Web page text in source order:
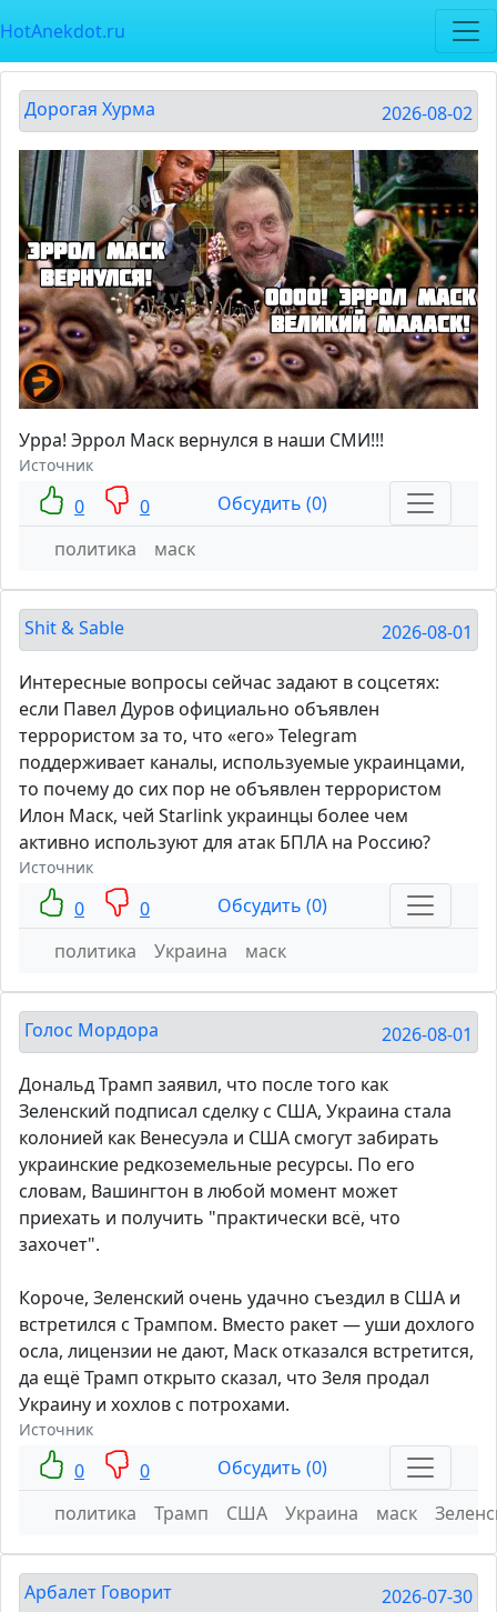
HotAnekdot.ru
Дорогая Хурма 2026-08-02
Урра! Эррол Маск вернулся в наши СМИ!!!
Источник
0 0
Обсудить (0)
политика
маск
Shit & Sable 2026-08-01
Интересные вопросы сейчас задают в соцсетях:
если Павел Дуров официально объявлен
террористом за то, что «его» Telegram
поддерживает каналы, используемые украинцами,
то почему до сих пор не объявлен террористом
Илон Маск, чей Starlink украинцы более чем
активно используют для атак БПЛА на Россию?
Источник
0 0
Обсудить (0)
политика
Украина маск
Голос Мордора 2026-08-01
Дональд Трамп заявил, что после того как
Зеленский подписал сделку с США, Украина стала
колонией как Венесуэла и США смогут забирать
украинские редкоземельные ресурсы. По его
словам, Вашингтон в любой момент может
приехать и получить "практически всё, что
захочет".
Короче, Зеленский очень удачно съездил в США и
встретился с Трампом. Вместо ракет — уши дохлого
осла, лицензии не дают, Маск отказался встретится,
да ещё Трамп открыто сказал, что Зеля продал
Украину и хохлов с потрохами.
Источник
0 0
Обсудить (0)
политика
Трамп США Украина маск
Арбалет Говорит 2026-07-30